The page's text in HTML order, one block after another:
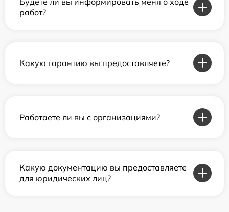
работ?
Какую гарантию вы предоставляете?
Работаете ли вы с организациями?
Какую документацию вы предоставляете
для юридических лиц?